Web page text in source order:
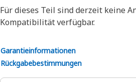
fasteners.
• Provides excellent gripping
Applications:
The 6-Point Impact Socket is used
Für dieses Teil sind derzeit keine
Kompatibilität verfügbar.
Garantieinformationen
Rückgabebestimmungen